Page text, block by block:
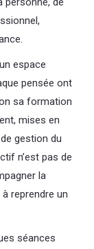
espace
pensée ont
sa formation
mises en
gestion du
n’est pas de
la
reprendre un
séances